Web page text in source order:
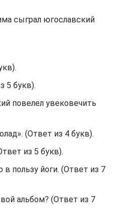
сыграл югославский
5 букв).
повелел увековечить
(Ответ из 4 букв).
из 5 букв).
пользу йоги. (Ответ из 7
альбом? (Ответ из 7